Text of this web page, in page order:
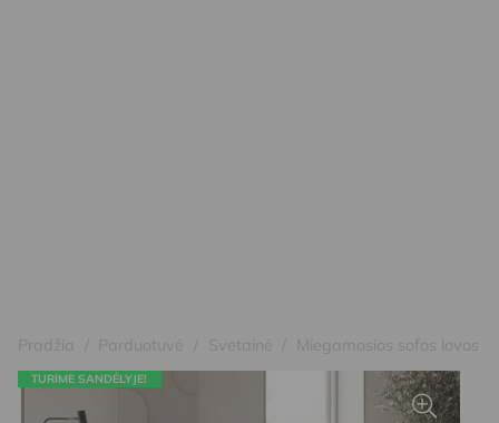
Pradžia / Parduotuvė / Svetainė / Miegamosios sofos lovos
TURIME SANDĖLYJE!